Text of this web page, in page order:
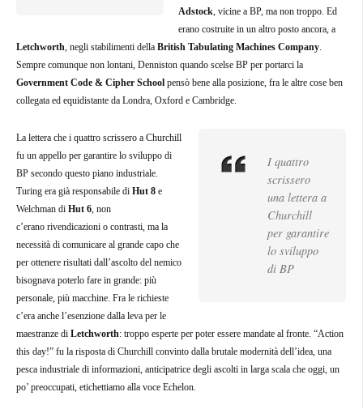
Adstock , vicine a BP, ma non troppo. Ed
erano costruite in un altro posto ancora, a
Letchworth , negli stabilimenti della British Tabulating Machines Company
Sempre comunque non lontani, Denniston quando scelse BP per portarci la
Government Code & Cipher School pensò bene alla posizione, fra le altre cose ben
collegata ed equidistante da Londra, Oxford e Cambridge.
I quattro
scrissero
una lettera a
Churchill
per garantire
lo sviluppo
di BP
La lettera che i quattro scrissero a Churchill
fu un appello per garantire lo sviluppo di
BP secondo questo piano industriale.
Turing era già responsabile di Hut 8 e
Welchman di Hut 6 , non
c’erano rivendicazioni o contrasti, ma la
necessità di comunicare al grande capo che
per ottenere risultati dall’ascolto del nemico
bisognava poterlo fare in grande: più
personale, più macchine. Fra le richieste
c’era anche l’esenzione dalla leva per le
maestranze di Letchworth: troppo esperte per poter essere mandate al fronte. “Action
this day!” fu la risposta di Churchill convinto dalla brutale modernità dell’idea, una
pesca industriale di informazioni, anticipatrice degli ascolti in larga scala che oggi, un
po’ preoccupati, etichettiamo alla voce Echelon.